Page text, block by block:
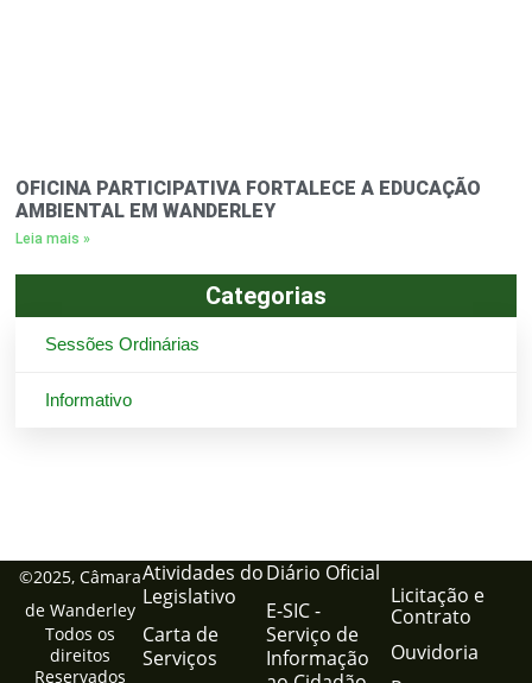
Categorias
Sessões Ordinárias
Informativo
OFICINA PARTICIPATIVA FORTALECE A EDUCAÇÃO
AMBIENTAL EM WANDERLEY
Leia mais »
©2025, Câmara
de Wanderley
Todos os
direitos
Reservados
Atividades do
Legislativo
Carta de
Serviços
Diário Oficial
E-SIC -
Serviço de
Informação
Licitação e
Contrato
Ouvidoria